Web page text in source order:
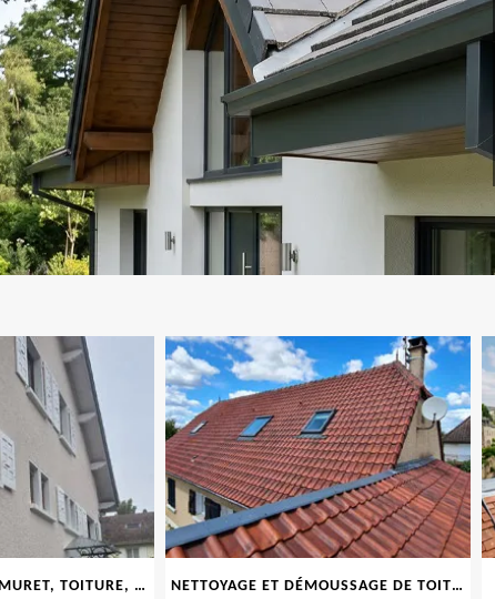
PEINTURE FAÇADE, MURET, TOITURE, BOISERIE, FERRONERIE, GOUTTIÈRE 69 NETTOYAGE ET DÉMOUSSAGE DE TOITURE ET FAÇADE 69